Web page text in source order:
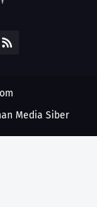
Media Siber